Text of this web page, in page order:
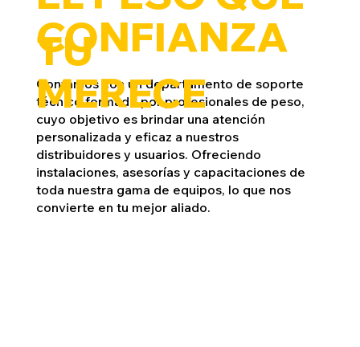
Contamos con un departamento de soporte
técnico formado por profesionales de peso,
cuyo objetivo es brindar una atención
personalizada y eficaz a nuestros
distribuidores y usuarios. Ofreciendo
instalaciones, asesorías y capacitaciones de
toda nuestra gama de equipos, lo que nos
convierte en tu mejor aliado.
TU
CONFIANZA
MERECE